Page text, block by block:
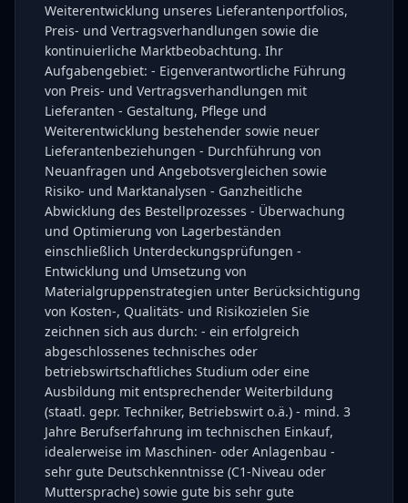
Weiterentwicklung unseres Lieferantenportfolios,
Preis- und Vertragsverhandlungen sowie die
kontinuierliche Marktbeobachtung. Ihr
Aufgabengebiet: - Eigenverantwortliche Führung
von Preis- und Vertragsverhandlungen mit
Lieferanten - Gestaltung, Pflege und
Weiterentwicklung bestehender sowie neuer
Lieferantenbeziehungen - Durchführung von
Neuanfragen und Angebotsvergleichen sowie
Risiko- und Marktanalysen - Ganzheitliche
Abwicklung des Bestellprozesses - Überwachung
und Optimierung von Lagerbeständen
einschließlich Unterdeckungsprüfungen -
Entwicklung und Umsetzung von
Materialgruppenstrategien unter Berücksichtigung
von Kosten-, Qualitäts- und Risikozielen Sie
zeichnen sich aus durch: - ein erfolgreich
abgeschlossenes technisches oder
betriebswirtschaftliches Studium oder eine
Ausbildung mit entsprechender Weiterbildung
(staatl. gepr. Techniker, Betriebswirt o.ä.) - mind. 3
Jahre Berufserfahrung im technischen Einkauf,
idealerweise im Maschinen- oder Anlagenbau -
sehr gute Deutschkenntnisse (C1-Niveau oder
Muttersprache) sowie gute bis sehr gute